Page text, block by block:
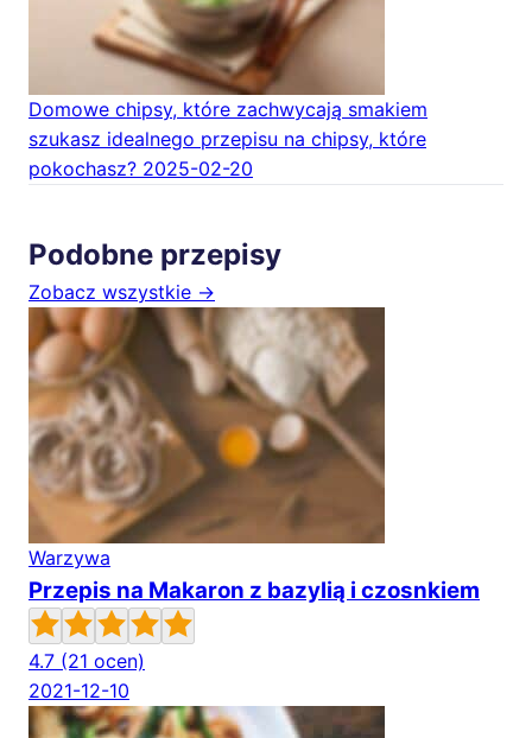
Domowe chipsy, które zachwycają smakiem
szukasz idealnego przepisu na chipsy, które
pokochasz? 2025-02-20
Podobne przepisy
Zobacz wszystkie →
Warzywa
Przepis na Makaron z bazylią i czosnkiem
4.7 (21 ocen)
2021-12-10